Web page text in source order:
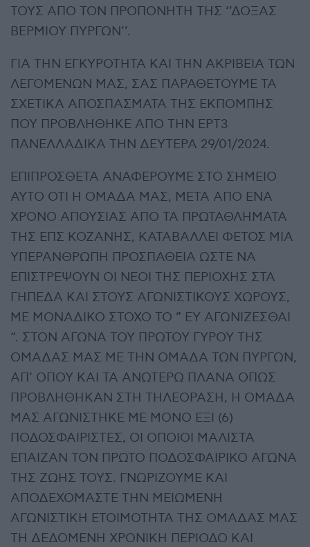
ΤΟΥΣ ΑΠΟ ΤΟΝ ΠΡΟΠΟΝΗΤΗ ΤΗΣ ‘’ΔΟΞΑΣ
ΒΕΡΜΙΟΥ ΠΥΡΓΩΝ’’.
ΓΙΑ ΤΗΝ ΕΓΚΥΡΟΤΗΤΑ ΚΑΙ ΤΗΝ ΑΚΡΙΒΕΙΑ ΤΩΝ
ΛΕΓΟΜΕΝΩΝ ΜΑΣ, ΣΑΣ ΠΑΡΑΘΕΤΟΥΜΕ ΤΑ
ΣΧΕΤΙΚΑ ΑΠΟΣΠΑΣΜΑΤΑ ΤΗΣ ΕΚΠΟΜΠΗΣ
ΠΟΥ ΠΡΟΒΛΗΘΗΚΕ ΑΠΟ ΤΗΝ ΕΡΤ3
ΠΑΝΕΛΛΑΔΙΚΑ ΤΗΝ ΔΕΥΤΕΡΑ 29/01/2024.
ΕΠΙΠΡΟΣΘΕΤΑ ΑΝΑΦΕΡΟΥΜΕ ΣΤΟ ΣΗΜΕΙΟ
ΑΥΤΟ ΟΤΙ Η ΟΜΑΔΑ ΜΑΣ, ΜΕΤΑ ΑΠΟ ΕΝΑ
ΧΡΟΝΟ ΑΠΟΥΣΙΑΣ ΑΠΟ ΤΑ ΠΡΩΤΑΘΛΗΜΑΤΑ
ΤΗΣ ΕΠΣ ΚΟΖΑΝΗΣ, ΚΑΤΑΒΑΛΛΕΙ ΦΕΤΟΣ ΜΙΑ
ΥΠΕΡΑΝΘΡΩΠΗ ΠΡΟΣΠΑΘΕΙΑ ΩΣΤΕ ΝΑ
ΕΠΙΣΤΡΕΨΟΥΝ ΟΙ ΝΕΟΙ ΤΗΣ ΠΕΡΙΟΧΗΣ ΣΤΑ
ΓΗΠΕΔΑ ΚΑΙ ΣΤΟΥΣ ΑΓΩΝΙΣΤΙΚΟΥΣ ΧΩΡΟΥΣ,
ΜΕ ΜΟΝΑΔΙΚΟ ΣΤΟΧΟ ΤΟ ” ΕΥ ΑΓΩΝΙΖΕΣΘΑΙ
“. ΣΤΟΝ ΑΓΩΝΑ ΤΟΥ ΠΡΩΤΟΥ ΓΥΡΟΥ ΤΗΣ
ΟΜΑΔΑΣ ΜΑΣ ΜΕ ΤΗΝ ΟΜΑΔΑ ΤΩΝ ΠΥΡΓΩΝ,
ΑΠ’ ΟΠΟΥ ΚΑΙ ΤΑ ΑΝΩΤΕΡΩ ΠΛΑΝΑ ΟΠΩΣ
ΠΡΟΒΛΗΘΗΚΑΝ ΣΤΗ ΤΗΛΕΟΡΑΣΗ, Η ΟΜΑΔΑ
ΜΑΣ ΑΓΩΝΙΣΤΗΚΕ ΜΕ ΜΟΝΟ ΕΞΙ (6)
ΠΟΔΟΣΦΑΙΡΙΣΤΕΣ, ΟΙ ΟΠΟΙΟΙ ΜΑΛΙΣΤΑ
ΕΠΑΙΖΑΝ ΤΟΝ ΠΡΩΤΟ ΠΟΔΟΣΦΑΙΡΙΚΟ ΑΓΩΝΑ
ΤΗΣ ΖΩΗΣ ΤΟΥΣ. ΓΝΩΡΙΖΟΥΜΕ ΚΑΙ
ΑΠΟΔΕΧΟΜΑΣΤΕ ΤΗΝ ΜΕΙΩΜΕΝΗ
ΑΓΩΝΙΣΤΙΚΗ ΕΤΟΙΜΟΤΗΤΑ ΤΗΣ ΟΜΑΔΑΣ ΜΑΣ
ΤΗ ΔΕΔΟΜΕΝΗ ΧΡΟΝΙΚΗ ΠΕΡΙΟΔΟ ΚΑΙ